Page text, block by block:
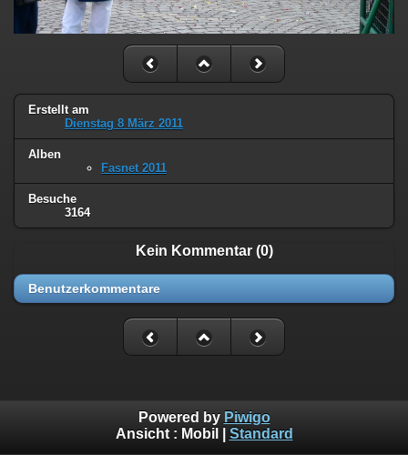
Erstellt am
Dienstag 8 März 2011
Alben
Fasnet 2011
Besuche
3164
Kein Kommentar (0)
Benutzerkommentare
Powered by Piwigo
Ansicht : Mobil Standard